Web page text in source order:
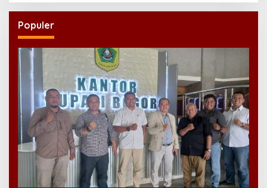
Populer